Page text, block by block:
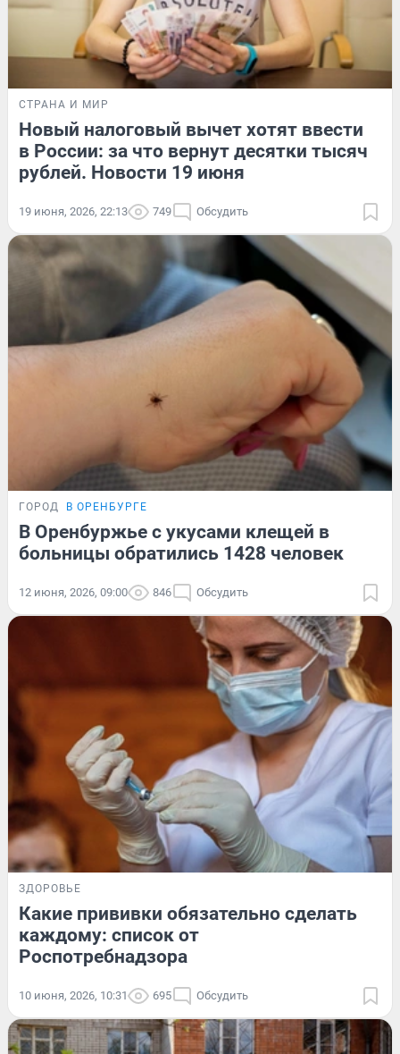
СТРАНА И МИР
Новый налоговый вычет хотят ввести
в России: за что вернут десятки тысяч
рублей. Новости 19 июня
19 июня, 2026, 22:13 749 Обсудить
ГОРОД В ОРЕНБУРГЕ
В Оренбуржье с укусами клещей в
больницы обратились 1428 человек
12 июня, 2026, 09:00 846 Обсудить
ЗДОРОВЬЕ
Какие прививки обязательно сделать
каждому: список от
Роспотребнадзора
10 июня, 2026, 10:31 695 Обсудить